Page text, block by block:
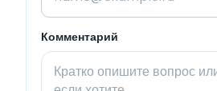
Комментарий